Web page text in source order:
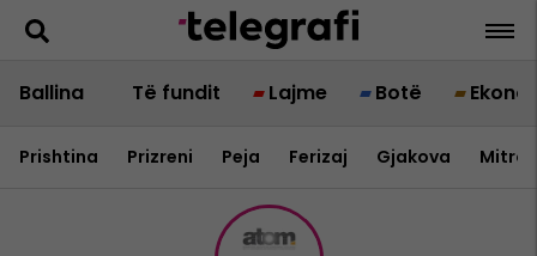
Ballina Të fundit Lajme Botë
Prishtina Prizreni Peja Ferizaj Gjakova